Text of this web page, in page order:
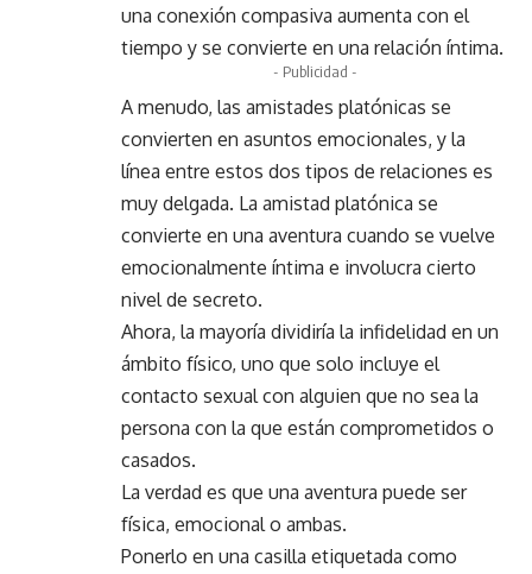
una conexión compasiva aumenta con el
tiempo y se convierte en una relación íntima.
- Publicidad -
A menudo, las amistades platónicas se
convierten en asuntos emocionales, y la
línea entre estos dos tipos de relaciones es
muy delgada. La amistad platónica se
convierte en una aventura cuando se vuelve
emocionalmente íntima e involucra cierto
nivel de secreto.
Ahora, la mayoría dividiría la infidelidad en un
ámbito físico, uno que solo incluye el
contacto sexual con alguien que no sea la
persona con la que están comprometidos o
casados.
La verdad es que una aventura puede ser
física, emocional o ambas.
Ponerlo en una casilla etiquetada como